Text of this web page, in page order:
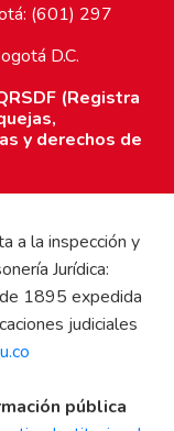
(601) 297
D.C.
(Registra
y derechos de
a la inspección y
Jurídica:
1895 expedida
judiciales
pública